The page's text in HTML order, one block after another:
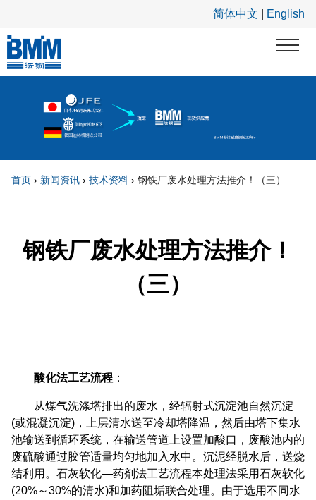
简体中文 English
首页 › 新闻资讯 › 技术资料 › 钢铁厂废水处理方法推介！（三）
钢铁厂废水处理方法推介！
（三）
酸化法工艺流程 ：
从煤气洗涤塔排出的废水，经辐射式沉淀池自然沉淀
(或混凝沉淀)，上层清水送至冷却塔降温，然后由塔下集水
池输送到循环系统，在输送管道上设置加酸口，废酸池内的
废硫酸通过胶管适量均匀地加入水中。沉泥经脱水后，送烧
结利用。石灰软化—药剂法工艺流程本处理法采用石灰软化
(20%～30%的清水)和加药阻垢联合处理。由于选用不同水